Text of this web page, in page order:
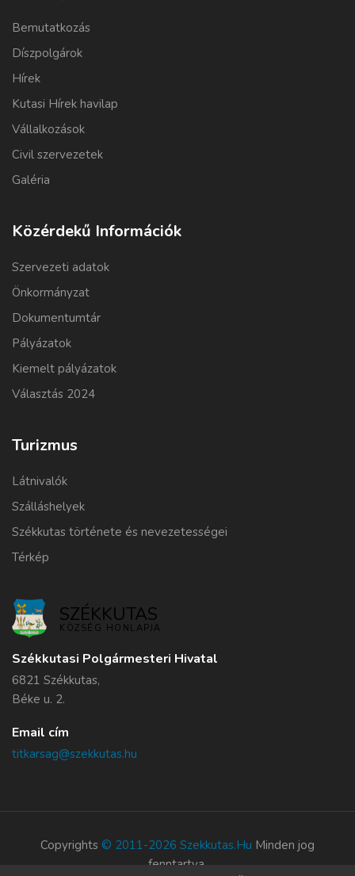
Bemutatkozás
Díszpolgárok
Hírek
Kutasi Hírek havilap
Vállalkozások
Civil szervezetek
Galéria
Közérdekű Információk
Szervezeti adatok
Önkormányzat
Dokumentumtár
Pályázatok
Kiemelt pályázatok
Választás 2024
Turizmus
Látnivalók
Szálláshelyek
Székkutas története és nevezetességei
Térkép
SZÉKKUTAS
KÖZSÉG HONLAPJA
Székkutasi Polgármesteri Hivatal
6821 Székkutas,
Béke u. 2.
Email cím
titkarsag@szekkutas.hu
Copyrights © 2011-2026 Szekkutas.hu Minden jog
fenntartva.